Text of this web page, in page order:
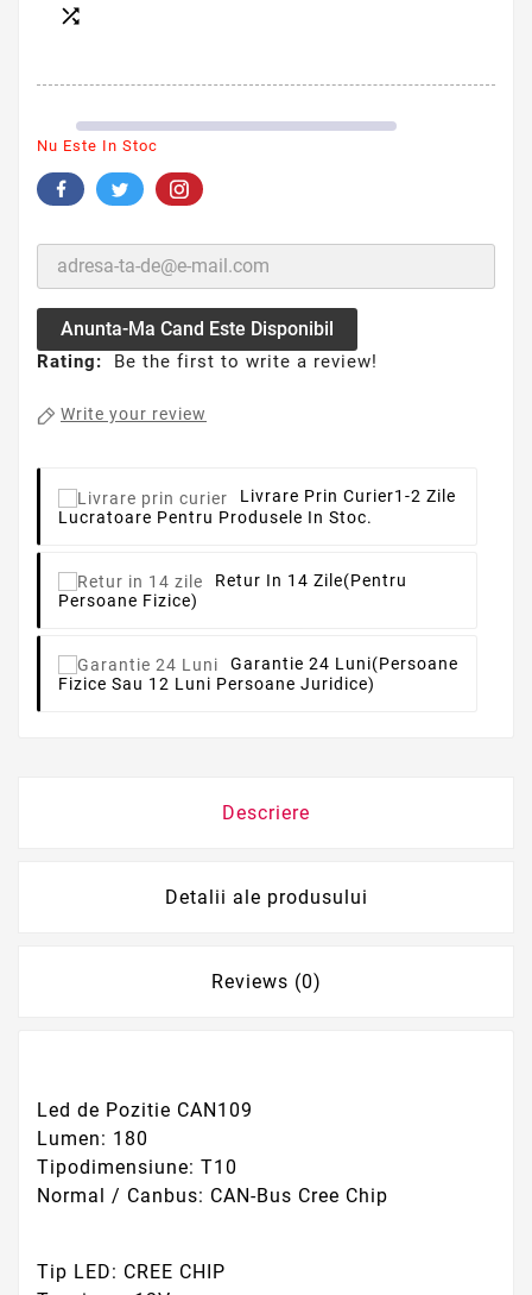

Nu Este In Stoc
Anunta-Ma Cand Este Disponibil
Rating: Be the first to write a review!
Write your review
Livrare Prin Curier1-2 Zile
Lucratoare Pentru Produsele In Stoc.
Retur In 14 Zile(pentru
Persoane Fizice)
Garantie 24 Luni(persoane
Fizice Sau 12 Luni Persoane Juridice)
Descriere
Detalii ale produsului
Reviews (0)
Led de Pozitie CAN109
Lumen: 180
Tipodimensiune: T10
Normal / Canbus: CAN-Bus Cree Chip
Tip LED: CREE CHIP